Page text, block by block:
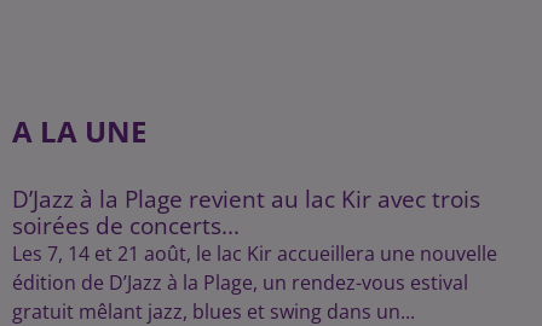
A LA UNE
D’Jazz à la Plage revient au lac Kir avec trois
soirées de concerts...
Les 7, 14 et 21 août, le lac Kir accueillera une nouvelle
édition de D’Jazz à la Plage, un rendez-vous estival
gratuit mêlant jazz, blues et swing dans un...